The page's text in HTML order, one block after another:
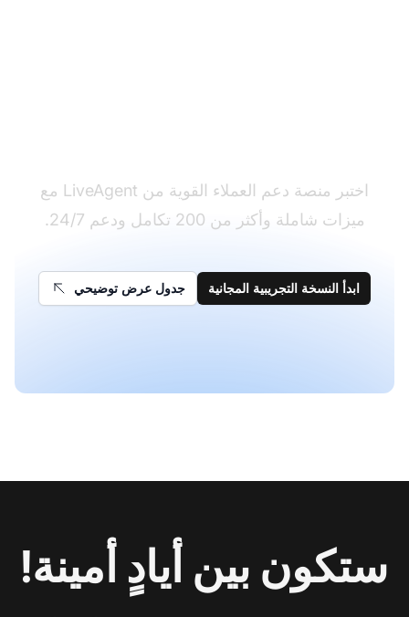
اختبر منصة دعم العملاء القوية من LiveAgent مع
ميزات شاملة وأكثر من 200 تكامل ودعم 24/7.
ابدأ النسخة التجريبية المجانية جدول عرض توضيحي
ستكون بين أيادٍ أمينة!